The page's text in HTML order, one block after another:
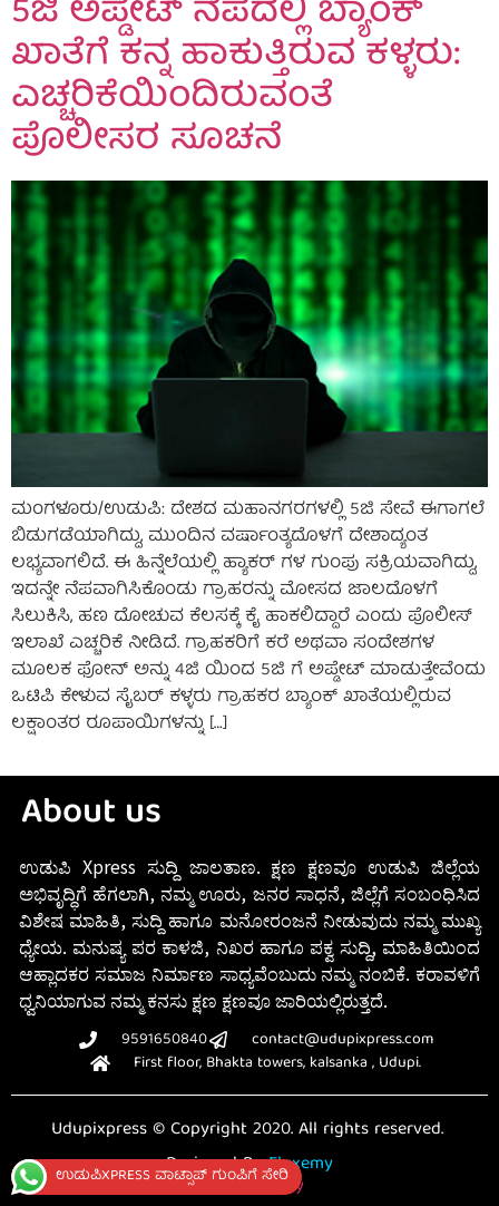
5ಜಿ ಅಪ್ಡೇಟ್ ನೆಪದಲ್ಲಿ ಬ್ಯಾಂಕ್
ಖಾತೆಗೆ ಕನ್ನ ಹಾಕುತ್ತಿರುವ ಕಳ್ಳರು:
ಎಚ್ಚರಿಕೆಯಿಂದಿರುವಂತೆ
ಪೊಲೀಸರ ಸೂಚನೆ
ಮಂಗಳೂರು/ಉಡುಪಿ: ದೇಶದ ಮಹಾನಗರಗಳಲ್ಲಿ 5ಜಿ ಸೇವೆ ಈಗಾಗಲೆ
ಬಿಡುಗಡೆಯಾಗಿದ್ದು, ಮುಂದಿನ ವರ್ಷಾಂತ್ಯದೊಳಗೆ ದೇಶಾದ್ಯಂತ
ಲಭ್ಯವಾಗಲಿದೆ. ಈ ಹಿನ್ನೆಲೆಯಲ್ಲಿ ಹ್ಯಾಕರ್ ಗಳ ಗುಂಪು ಸಕ್ರಿಯವಾಗಿದ್ದು,
ಇದನ್ನೇ ನೆಪವಾಗಿಸಿಕೊಂಡು ಗ್ರಾಹರನ್ನು ಮೋಸದ ಜಾಲದೊಳಗೆ
ಸಿಲುಕಿಸಿ, ಹಣ ದೋಚುವ ಕೆಲಸಕ್ಕೆ ಕೈ ಹಾಕಲಿದ್ದಾರೆ ಎಂದು ಪೊಲೀಸ್
ಇಲಾಖೆ ಎಚ್ಚರಿಕೆ ನೀಡಿದೆ. ಗ್ರಾಹಕರಿಗೆ ಕರೆ ಅಥವಾ ಸಂದೇಶಗಳ
ಮೂಲಕ ಫೋನ್ ಅನ್ನು 4ಜಿ ಯಿಂದ 5ಜಿ ಗೆ ಅಪ್ಡೇಟ್ ಮಾಡುತ್ತೇವೆಂದು
ಒಟಿಪಿ ಕೇಳುವ ಸೈಬರ್ ಕಳ್ಳರು ಗ್ರಾಹಕರ ಬ್ಯಾಂಕ್ ಖಾತೆಯಲ್ಲಿರುವ
ಲಕ್ಷಾಂತರ ರೂಪಾಯಿಗಳನ್ನು […]
ಉಡುಪಿXPRESS ವಾಟ್ಸಾಪ್ ಗುಂಪಿಗೆ ಸೇರಿ
About us
ಉಡುಪಿ Xpress ಸುದ್ದಿ ಜಾಲತಾಣ. ಕ್ಷಣ ಕ್ಷಣವೂ ಉಡುಪಿ ಜಿಲ್ಲೆಯ
ಅಭಿವೃದ್ಧಿಗೆ ಹೆಗಲಾಗಿ, ನಮ್ಮ ಊರು, ಜನರ ಸಾಧನೆ, ಜಿಲ್ಲೆಗೆ ಸಂಬಂಧಿಸಿದ
ವಿಶೇಷ ಮಾಹಿತಿ, ಸುದ್ದಿ ಹಾಗೂ ಮನೋರಂಜನೆ ನೀಡುವುದು ನಮ್ಮ ಮುಖ್ಯ
ಧ್ಯೇಯ. ಮನುಷ್ಯ ಪರ ಕಾಳಜಿ, ನಿಖರ ಹಾಗೂ ಪಕ್ವ ಸುದ್ದಿ, ಮಾಹಿತಿಯಿಂದ
ಆಹ್ಲಾದಕರ ಸಮಾಜ ನಿರ್ಮಾಣ ಸಾಧ್ಯವೆಂಬುದು ನಮ್ಮ ನಂಬಿಕೆ. ಕರಾವಳಿಗೆ
ಧ್ವನಿಯಾಗುವ ನಮ್ಮ ಕನಸು ಕ್ಷಣ ಕ್ಷಣವೂ ಜಾರಿಯಲ್ಲಿರುತ್ತದೆ.
9591650840
contact@udupixpress.com
First floor, Bhakta towers, kalsanka , Udupi.
Udupixpress © Copyright 2020. All rights reserved.
Designed ByFluxemy
Privacy Policy